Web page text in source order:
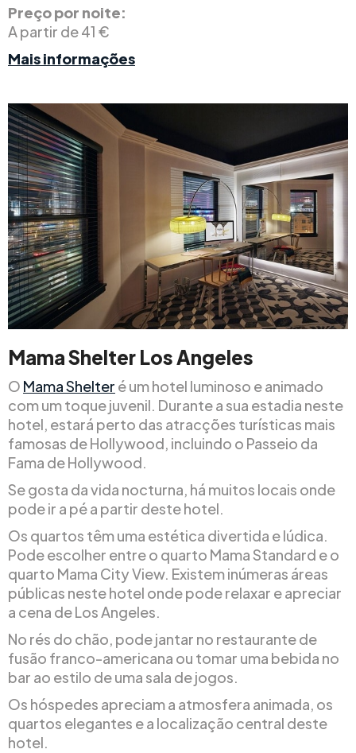
Preço por noite:
A partir de 41 €
Mais informações
Mama Shelter Los Angeles
O Mama Shelter é um hotel luminoso e animado
com um toque juvenil. Durante a sua estadia neste
hotel, estará perto das atracções turísticas mais
famosas de Hollywood, incluindo o Passeio da
Fama de Hollywood.
Se gosta da vida nocturna, há muitos locais onde
pode ir a pé a partir deste hotel.
Os quartos têm uma estética divertida e lúdica.
Pode escolher entre o quarto Mama Standard e o
quarto Mama City View. Existem inúmeras áreas
públicas neste hotel onde pode relaxar e apreciar
a cena de Los Angeles.
No rés do chão, pode jantar no restaurante de
fusão franco-americana ou tomar uma bebida no
bar ao estilo de uma sala de jogos.
Os hóspedes apreciam a atmosfera animada, os
quartos elegantes e a localização central deste
hotel.